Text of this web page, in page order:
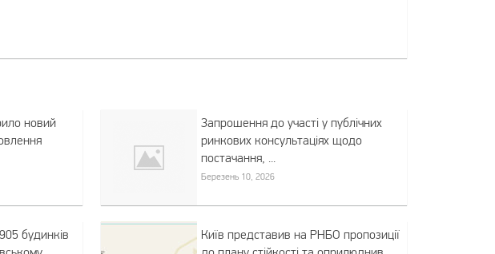
новий
Запрошення до участі у публічних
ринкових консультаціях щодо
постачання, ...
Березень 10, 2026
будинків
Київ представив на РНБО пропозиції